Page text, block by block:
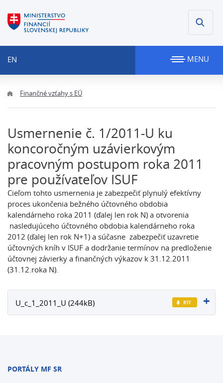
EN MENU
Finančné vzťahy s EÚ
Usmernenie č. 1/2011-U ku
koncoročným uzávierkovým
pracovným postupom roka 2011
pre používateľov ISUF
Cieľom tohto usmernenia je zabezpečiť plynulý efektívny
proces ukončenia bežného účtovného obdobia
kalendárneho roka 2011 (ďalej len rok N) a otvorenia
nasledujúceho účtovného obdobia kalendárneho roka
2012 (ďalej len rok N+1) a súčasne zabezpečiť uzavretie
účtovných kníh v ISUF a dodržanie termínov na predloženie
účtovnej závierky a finančných výkazov k 31.12.2011
(31.12.roka N).
U_c_1_2011_U (244kB)
PORTÁLY MF SR